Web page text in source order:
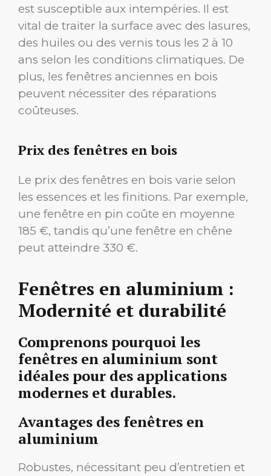
est susceptible aux intempéries. Il est
vital de traiter la surface avec des lasures,
des huiles ou des vernis tous les 2 à 10
ans selon les conditions climatiques. De
plus, les fenêtres anciennes en bois
peuvent nécessiter des réparations
coûteuses.
Prix des fenêtres en bois
Le prix des fenêtres en bois varie selon
les essences et les finitions. Par exemple,
une fenêtre en pin coûte en moyenne
185 €, tandis qu’une fenêtre en chêne
peut atteindre 330 €.
Fenêtres en aluminium :
Modernité et durabilité
Comprenons pourquoi les
fenêtres en aluminium sont
idéales pour des applications
modernes et durables.
Avantages des fenêtres en
aluminium
Robustes, nécessitant peu d’entretien et